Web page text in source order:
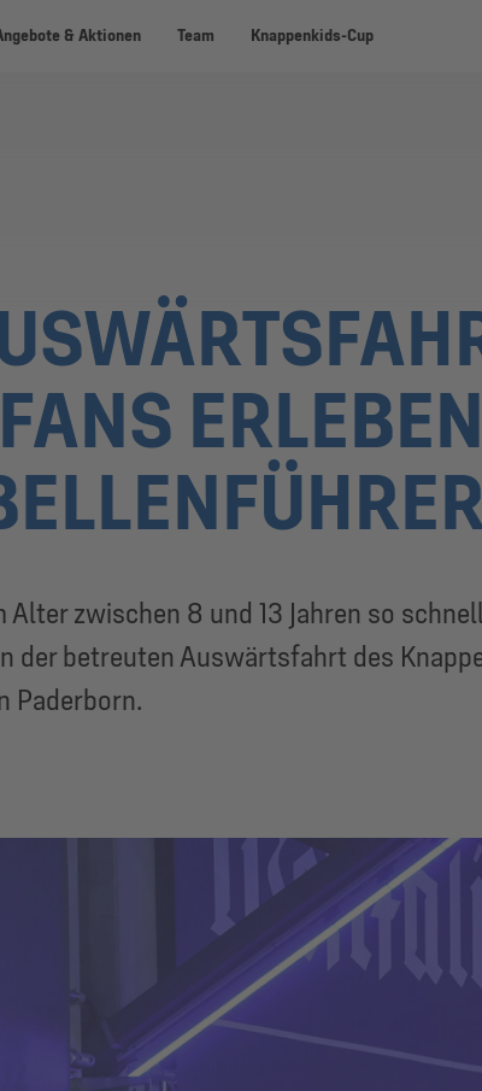
& Aktionen Team Knappenkids-Cup
zwischen 8 und 13 Jahren so
der betreuten Auswärtsfahrt des
Paderborn.